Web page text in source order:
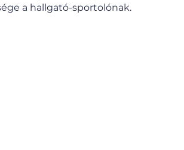
a hallgató-sportolónak.